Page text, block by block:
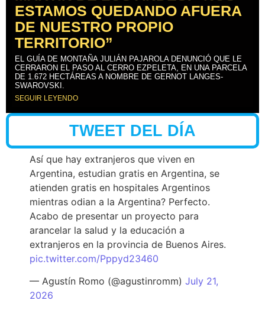
ESTAMOS QUEDANDO AFUERA
DE NUESTRO PROPIO
TERRITORIO”
EL GUÍA DE MONTAÑA JULIÁN PAJAROLA DENUNCIÓ QUE LE
CERRARON EL PASO AL CERRO EZPELETA, EN UNA PARCELA
DE 1.672 HECTÁREAS A NOMBRE DE GERNOT LANGES-
SWAROVSKI.
SEGUIR LEYENDO
TWEET DEL DÍA
Así que hay extranjeros que viven en
Argentina, estudian gratis en Argentina, se
atienden gratis en hospitales Argentinos
mientras odian a la Argentina? Perfecto.
Acabo de presentar un proyecto para
arancelar la salud y la educación a
extranjeros en la provincia de Buenos Aires.
pic.twitter.com/Pppyd23460
— Agustín Romo (@agustinromm) July 21,
2026